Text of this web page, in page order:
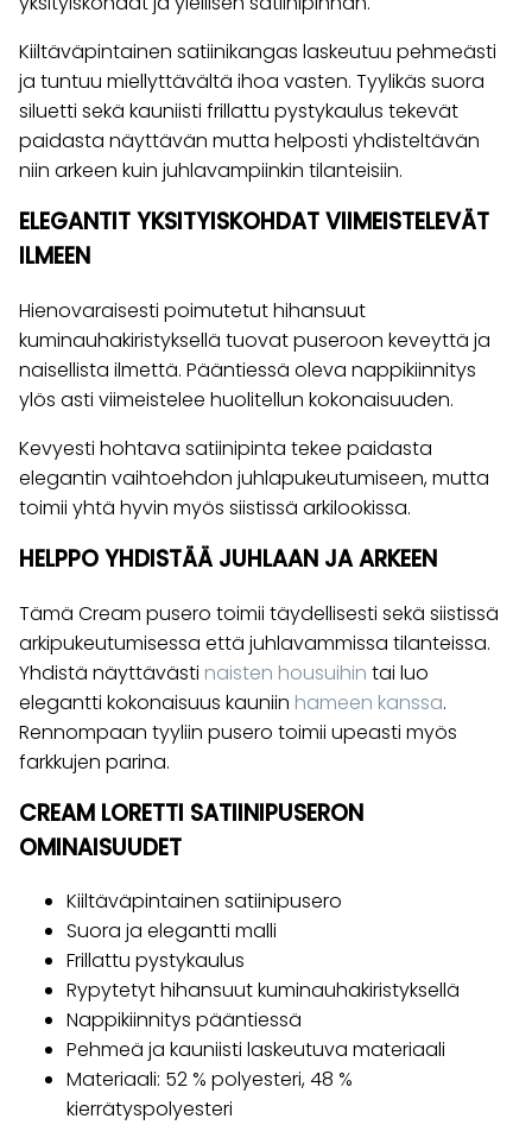
Kiiltäväpintainen satiinikangas laskeutuu pehmeästi
ja tuntuu miellyttävältä ihoa vasten. Tyylikäs suora
siluetti sekä kauniisti frillattu pystykaulus tekevät
paidasta näyttävän mutta helposti yhdisteltävän
niin arkeen kuin juhlavampiinkin tilanteisiin.
ELEGANTIT YKSITYISKOHDAT VIIMEISTELEVÄT
ILMEEN
Hienovaraisesti poimutetut hihansuut
kuminauhakiristyksellä tuovat puseroon keveyttä ja
naisellista ilmettä. Pääntiessä oleva nappikiinnitys
ylös asti viimeistelee huolitellun kokonaisuuden.
Kevyesti hohtava satiinipinta tekee paidasta
elegantin vaihtoehdon juhlapukeutumiseen, mutta
toimii yhtä hyvin myös siistissä arkilookissa.
HELPPO YHDISTÄÄ JUHLAAN JA ARKEEN
Tämä Cream pusero toimii täydellisesti sekä siistissä
arkipukeutumisessa että juhlavammissa tilanteissa.
Yhdistä näyttävästi naisten housuihin tai luo
elegantti kokonaisuus kauniin hameen kanssa.
Rennompaan tyyliin pusero toimii upeasti myös
farkkujen parina.
CREAM LORETTI SATIINIPUSERON
OMINAISUUDET
Kiiltäväpintainen satiinipusero
Suora ja elegantti malli
Frillattu pystykaulus
Rypytetyt hihansuut kuminauhakiristyksellä
Nappikiinnitys pääntiessä
Pehmeä ja kauniisti laskeutuva materiaali
Materiaali: 52 % polyesteri, 48 %
kierrätyspolyesteri